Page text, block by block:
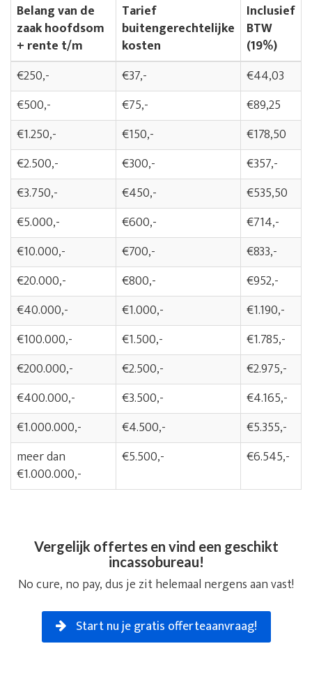
Belang van de
zaak hoofdsom
+ rente t/m
Tarief
buitengerechtelijke
kosten
Inclusief
BTW
(19%)
€250,-
€37,-
€44,03
€500,-
€75,-
€89,25
€1.250,-
€150,-
€178,50
€2.500,-
€300,-
€357,-
€3.750,-
€450,-
€535,50
€5.000,-
€600,-
€714,-
€10.000,-
€700,-
€833,-
€20.000,-
€800,-
€952,-
€40.000,-
€1.000,-
€1.190,-
€100.000,-
€1.500,-
€1.785,-
€200.000,-
€2.500,-
€2.975,-
€400.000,-
€3.500,-
€4.165,-
€1.000.000,-
€4.500,-
€5.355,-
meer dan
€1.000.000,-
€5.500,- €6.545,-
Vergelijk offertes en vind een geschikt
incassobureau!
No cure, no pay, dus je zit helemaal nergens aan vast!
Start nu je gratis offerteaanvraag!